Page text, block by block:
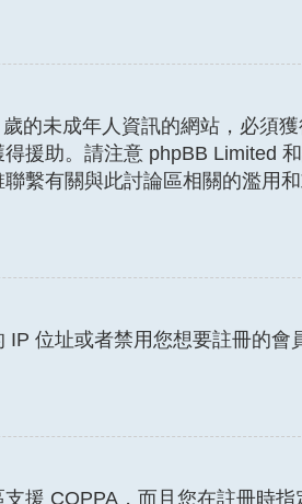
的未成年人資訊的網站，必須
援助。請注意 phpBB Limited
繫有關與此討論區相關的濫用
位址或者禁用您想要註冊的會
援 COPPA，而且您在註冊時指